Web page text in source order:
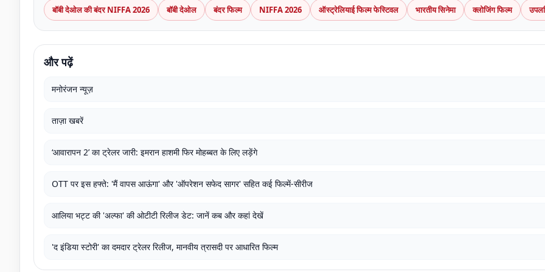
बॉबी देओल की बंदर NIFFA 2026 बॉबी देओल बंदर फिल्म NIFFA 2026 ऑस्ट्रेलियाई फिल्म फेस्टिवल भारतीय सिनेमा क्लोजिंग फिल्म
और पढ़ें
मनोरंजन न्यूज़
ताज़ा खबरें
‘आवारापन 2’ का ट्रेलर जारी: इमरान हाशमी फिर मोहब्बत के लिए लड़ेंगे
OTT पर इस हफ्ते: 'मैं वापस आऊंगा' और 'ऑपरेशन सफेद सागर' सहित कई फिल्में-सीरीज
आलिया भट्ट की 'अल्फा' की ओटीटी रिलीज डेट: जानें कब और कहां देखें
'द इंडिया स्टोरी' का दमदार ट्रेलर रिलीज, मानवीय त्रासदी पर आधारित फिल्म